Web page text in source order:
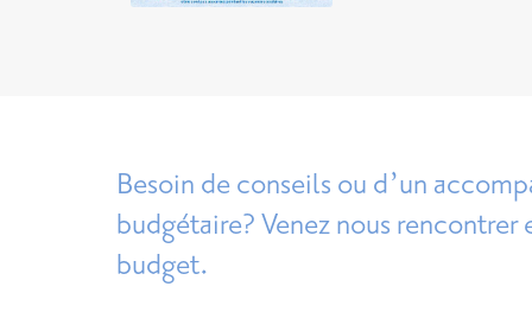
Besoin de conseils ou d’un
budgétaire? Venez nous rencontrer
budget.